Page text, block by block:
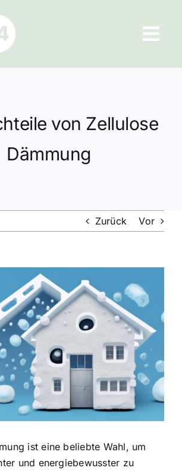
von Zellulose
Dämmung
Zurück Vor
ist eine beliebte Wahl, um
und energiebewusster zu